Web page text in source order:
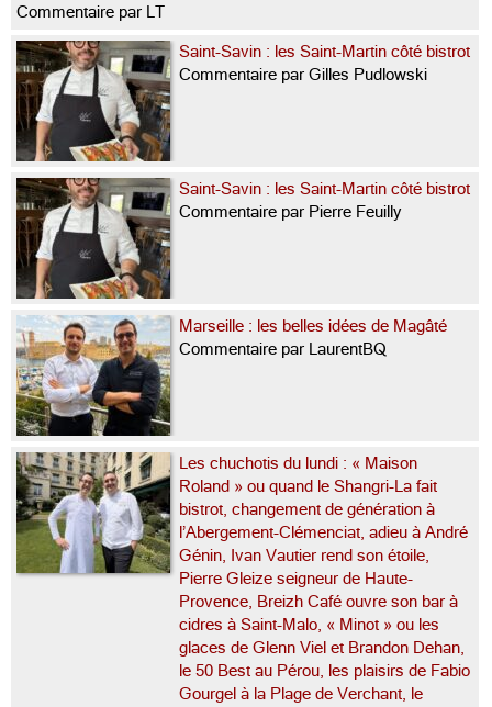
Commentaire par LT
Saint-Savin : les Saint-Martin côté bistrot
Commentaire par Gilles Pudlowski
Saint-Savin : les Saint-Martin côté bistrot
Commentaire par Pierre Feuilly
Marseille : les belles idées de Magâté
Commentaire par LaurentBQ
Les chuchotis du lundi : « Maison
Roland » ou quand le Shangri-La fait
bistrot, changement de génération à
l’Abergement-Clémenciat, adieu à André
Génin, Ivan Vautier rend son étoile,
Pierre Gleize seigneur de Haute-
Provence, Breizh Café ouvre son bar à
cidres à Saint-Malo, « Minot » ou les
glaces de Glenn Viel et Brandon Dehan,
le 50 Best au Pérou, les plaisirs de Fabio
Gourgel à la Plage de Verchant, le